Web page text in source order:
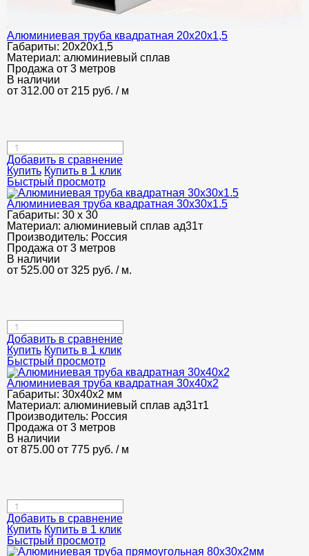
Алюминиевая труба квадратная 20х20х1,5
Габариты: 20х20х1,5
Материал: алюминиевый сплав
Продажа от 3 метров
В наличии
от 312.00 от 215 руб. / м
Добавить в сравнение
Купить Купить в 1 клик
Быстрый просмотр
Алюминиевая труба квадратная 30х30х1.5
Габариты: 30 х 30
Материал: алюминиевый сплав ад31т
Производитель: Россия
Продажа от 3 метров
В наличии
от 525.00 от 325 руб. / м.
Добавить в сравнение
Купить Купить в 1 клик
Быстрый просмотр
Алюминиевая труба квадратная 30х40х2
Габариты: 30х40х2 мм
Материал: алюминиевый сплав ад31т1
Производитель: Россия
Продажа от 3 метров
В наличии
от 875.00 от 775 руб. / м
Добавить в сравнение
Купить Купить в 1 клик
Быстрый просмотр